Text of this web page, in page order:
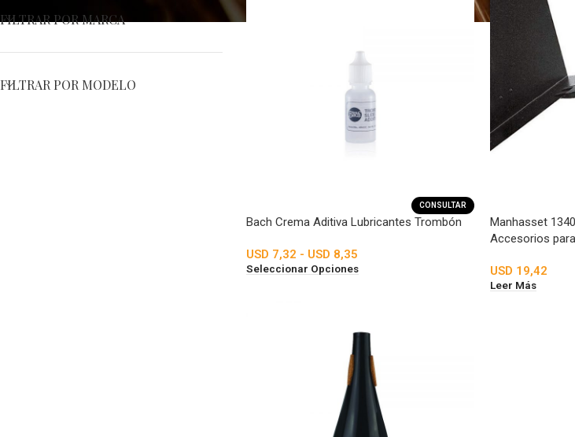
FILTRAR POR MARCA
FILTRAR POR MODELO
CONSULTAR
Bach Crema Aditiva Lubricantes Trombón
USD 7,32 - USD 8,35
Seleccionar Opciones
Manhasset
Accesorios
USD 19,42
Leer Más